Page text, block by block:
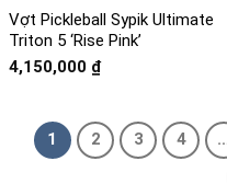
Vợt Pickleball Sypik Ultimate
Triton 5 ‘Rise Pink’
4,150,000 ₫
1 2 3 4